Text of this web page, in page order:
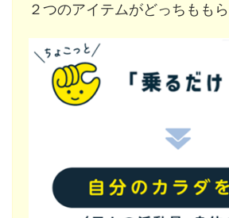
２つのアイテムがどっちもも